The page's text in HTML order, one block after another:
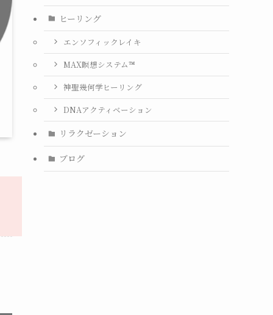
ヒーリング
エンソフィックレイキ
MAX瞑想システム™
神聖幾何学ヒーリング
DNAアクティベーション
リラクゼーション
ブログ